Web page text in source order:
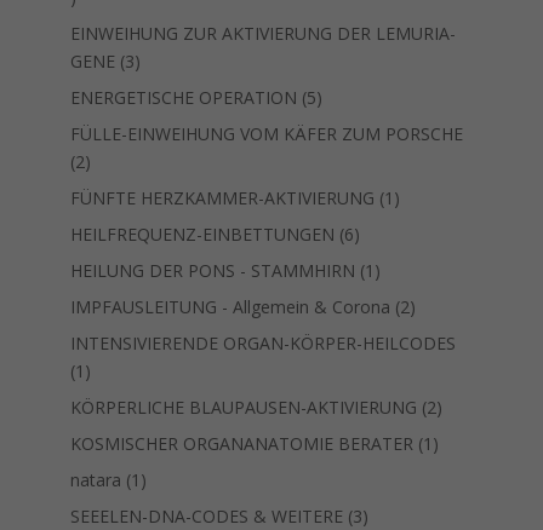
Produkt
EINWEIHUNG ZUR AKTIVIERUNG DER LEMURIA-
GENE 33
Produkte
ENERGETISCHE OPERATION 55
Produkte
FÜLLE-EINWEIHUNG VOM KÄFER ZUM PORSCHE
22
Produkte
FÜNFTE HERZKAMMER-AKTIVIERUNG 1 1
HEILFREQUENZ-EINBETTUNGEN 66
Produkte
HEILUNG DER PONS - STAMMHIRN 1 1
Produkt
IMPFAUSLEITUNG - Allgemein & Corona 22
Produkte
INTENSIVIERENDE ORGAN-KÖRPER-HEILCODES
1 1
Produkt
KÖRPERLICHE BLAUPAUSEN-AKTIVIERUNG 22
Produkte
KOSMISCHER ORGANANATOMIE BERATER 1 1
natara 1 1
Produkt
SEEELEN-DNA-CODES & WEITERE 33